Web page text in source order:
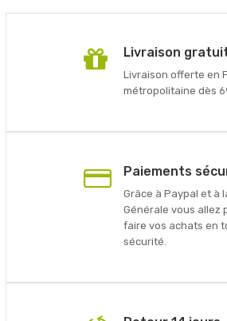
Livraison
Livraison offerte en
métropolitaine dès
Paiements
Grâce à Paypal et à
Générale vous allez
faire vos achats en
sécurité.